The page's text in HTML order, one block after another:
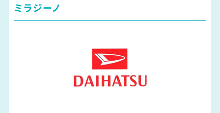
ミラジーノ